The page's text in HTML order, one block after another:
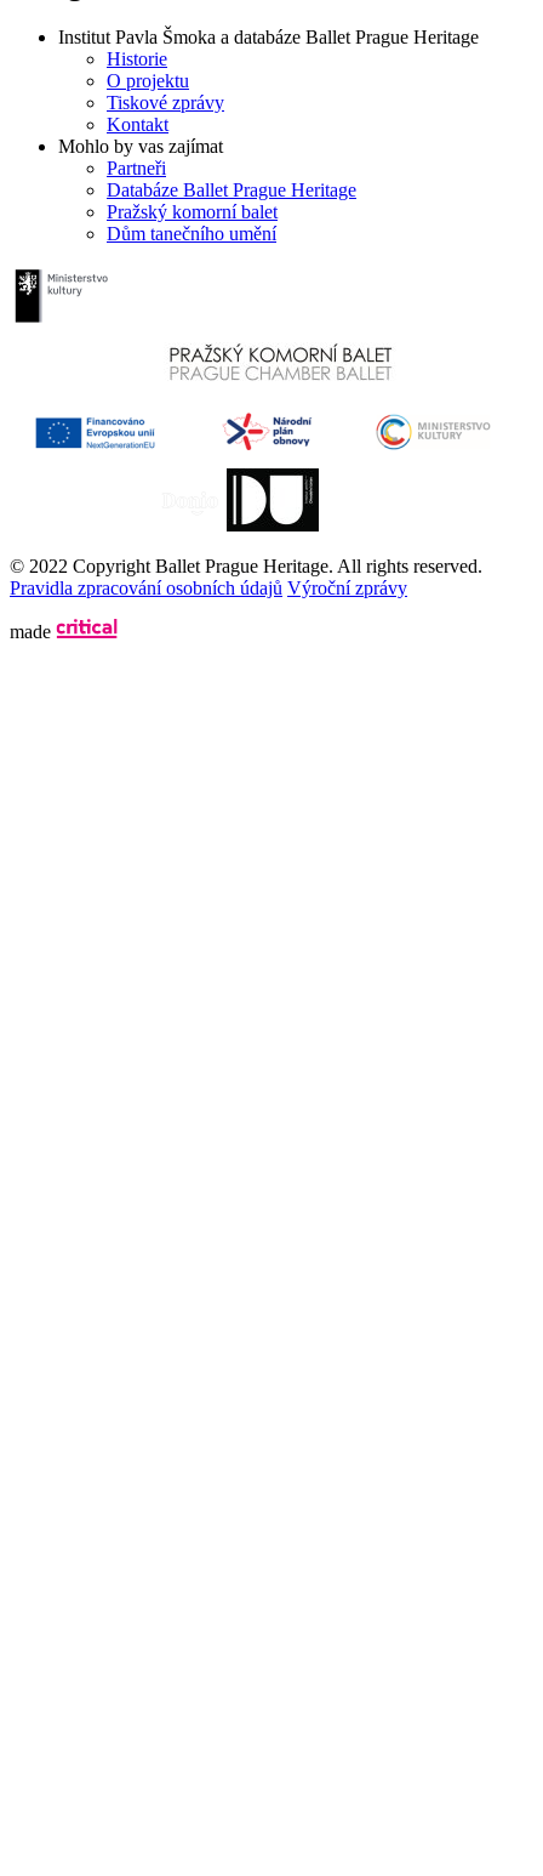
Institut Pavla Šmoka a databáze Ballet Prague Heritage
Historie
O projektu
Tiskové zprávy
Kontakt
Mohlo by vas zajímat
Partneři
Databáze Ballet Prague Heritage
Pražský komorní balet
Dům tanečního umění
© 2022 Copyright Ballet Prague Heritage. All rights reserved.
Pravidla zpracování osobních údajů Výroční zprávy
made